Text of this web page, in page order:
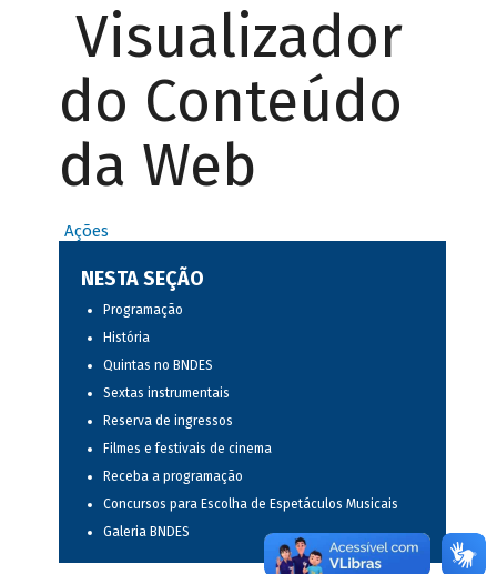
Visualizador
do Conteúdo
da Web
Ações
NESTA SEÇÃO
Programação
História
Quintas no BNDES
Sextas instrumentais
Reserva de ingressos
Filmes e festivais de cinema
Receba a programação
Concursos para Escolha de Espetáculos Musicais
Galeria BNDES